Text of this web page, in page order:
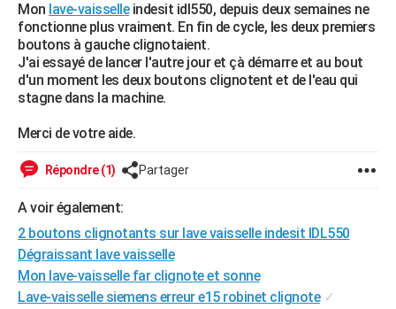
Forum
Aménagement intérieur
Extérieur
Cuisine
Salle de bains
Jardinage
Rangement
WEEK-END
Guides de France
Escapades
Patrimoine
Expositions
Musées
Week-end nature
+LIFESTYLE
Art de vivre
Bien-être
Loisirs
Mode
Modes de vie
SANTE
Alimentation
Guide de la santé
Maladies
Médicaments
Sommeil
VOYAGE
Destinations
City break
Voyage nature
Voyage de noces
Forum
Climat
PHOTO
GUIDES D'ACHAT
BONS PLANS
CARTE DE VOEUX
Mon lave-vaisselleindesit idl550, depuis deux semaines ne
fonctionne plus vraiment. En fin de cycle, les deux premiers
boutons à gauche clignotaient.
J'ai essayé de lancer l'autre jour et çà démarre et au bout
d'un moment les deux boutons clignotent et de l'eau qui
stagne dans la machine.
Merci de votre aide.
Répondre (1) Partager
A voir également:
2 boutons clignotants sur lave vaisselle indesit IDL550
Dégraissant lave vaisselle
Mon lave-vaisselle far clignote et sonne
Lave-vaisselle siemens erreur e15 robinet clignote ✓